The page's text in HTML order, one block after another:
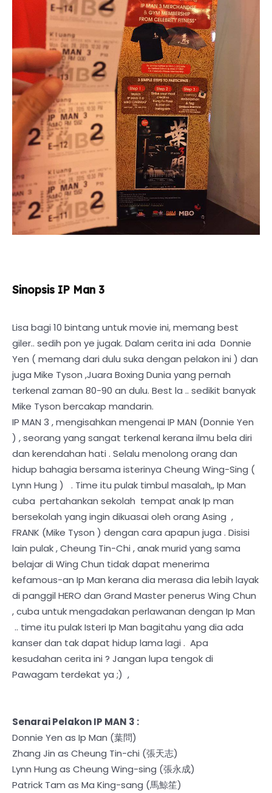
Sinopsis IP Man 3
Lisa bagi 10 bintang untuk movie ini, memang best
giler.. sedih pon ye jugak. Dalam cerita ini ada Donnie
Yen ( memang dari dulu suka dengan pelakon ini ) dan
juga Mike Tyson ,Juara Boxing Dunia yang pernah
terkenal zaman 80-90 an dulu. Best la .. sedikit banyak
Mike Tyson bercakap mandarin.
IP MAN 3 , mengisahkan mengenai IP MAN (Donnie Yen
) , seorang yang sangat terkenal kerana ilmu bela diri
dan kerendahan hati . Selalu menolong orang dan
hidup bahagia bersama isterinya Cheung Wing-Sing (
Lynn Hung ) . Time itu pulak timbul masalah,, Ip Man
cuba pertahankan sekolah tempat anak Ip man
bersekolah yang ingin dikuasai oleh orang Asing ,
FRANK (Mike Tyson ) dengan cara apapun juga . Disisi
lain pulak , Cheung Tin-Chi , anak murid yang sama
belajar di Wing Chun tidak dapat menerima
kefamous-an Ip Man kerana dia merasa dia lebih layak
di panggil HERO dan Grand Master penerus Wing Chun
, cuba untuk mengadakan perlawanan dengan Ip Man
.. time itu pulak Isteri Ip Man bagitahu yang dia ada
kanser dan tak dapat hidup lama lagi . Apa
kesudahan cerita ini ? Jangan lupa tengok di
Pawagam terdekat ya ;) ,
Senarai Pelakon IP MAN 3 :
Donnie Yen as Ip Man (葉問)
Zhang Jin as Cheung Tin-chi (張天志)
Lynn Hung as Cheung Wing-sing (張永成)
Patrick Tam as Ma King-sang (馬鯨笙)